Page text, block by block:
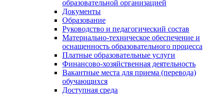
образовательной организацией
Документы
Образование
Руководство и педагогический состав
Материально-техническое обеспечение и
оснащенность образовательного процесса
Платные образовательные услуги
Финансово-хозяйственная деятельность
Вакантные места для приема (перевода)
обучающихся
Доступная среда